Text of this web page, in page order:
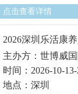
点击查看详情
2026深圳乐活康
主办方：世博威
时间：2026-10-
地点：深圳